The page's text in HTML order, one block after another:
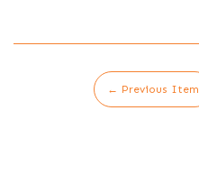
← Previous Item